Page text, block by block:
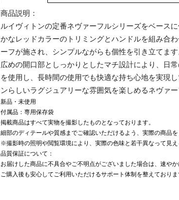
商品説明：
ルイヴィトンの定番ネヴァーフルシリーズをベース
かなレッドカラーのトリミングとハンドルを組み合
ーフが施され、シンプルながらも個性を引き立てます
広めの開口部としっかりとしたマチ設計により、日
を使用し、長時間の使用でも快適な持ち心地を実現
ンらしいラグジュアリーな雰囲気を楽しめるネヴァー
新品・未使用
付属品：専用保存袋
掲載商品はすべて実物を撮影したものとなっております。
細部のディテールや質感までご確認いただけるよう、実際の商品
※撮影時の照明や閲覧環境により、実際の色味と若干異なって見
品質保証について：
お届けした商品に不具合やご不明点がございました場合は、速やか
ご購入後も安心してご利用いただけるサポート体制を整えており